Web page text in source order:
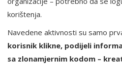
korištenja.
Navedene aktivnosti su samo
korisnik klikne, podijeli
sa zlonamjernim kodom –